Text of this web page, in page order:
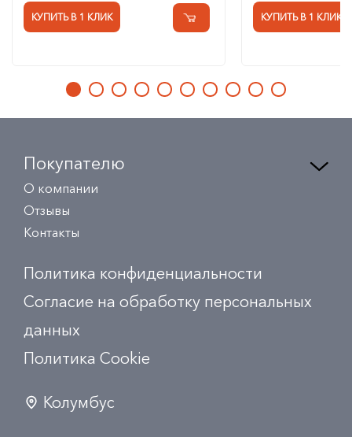
КУПИТЬ В 1 КЛИК КУПИТЬ В 1 КЛИК
Покупателю
О компании
Отзывы
Контакты
Политика конфиденциальности
Согласие на обработку персональных
данных
Политика Сookie
Колумбус